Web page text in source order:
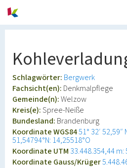
Schlagwörter: Bergwerk
Fachsicht(en): Denkmalpflege
Gemeinde(n):Welzow
Kreis(e):Spree-Neiße
Bundesland: Brandenburg
Koordinate WGS8451° 32′ 52,59″
51,54794°N: 14,25518°O
Koordinate UTM 33.448.354,44 m:
Koordinate Gauss/Krüger